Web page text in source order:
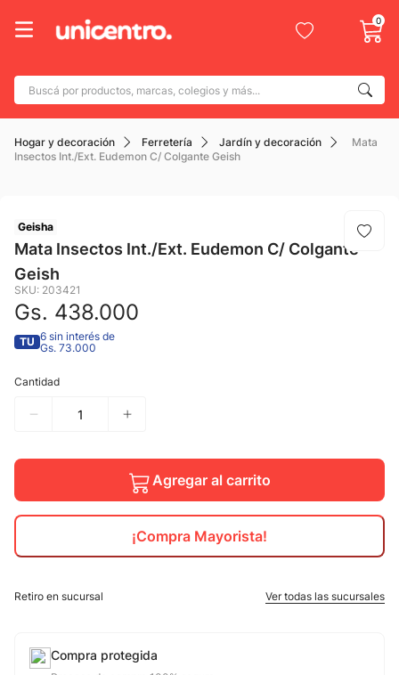
0
Buscá por productos, marcas, colegios y más...
Hogar y decoración Ferretería Jardín y decoración
Mata
Insectos Int./Ext. Eudemon C/ Colgante Geish
Geisha
Mata Insectos Int./Ext. Eudemon C/ Colgante
Geish
SKU: 203421
Gs. 438.000
TU 6 sin interés de
Gs. 73.000
Cantidad
Agregar al carrito
¡Compra Mayorista!
Retiro en sucursal Ver todas las sucursales
Compra protegida
Términos más buscados
1 . adidas
4 caterpillar
5.
mochila
7. nike